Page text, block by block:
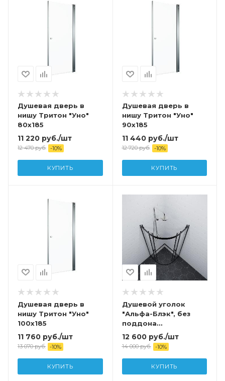
Душевая дверь в
нишу Тритон "Уно"
80x185
11 220 руб./шт
12 470руб. -10%
КУПИТЬ
Душевая дверь в
нишу Тритон "Уно"
90x185
11 440руб./шт
12 720руб. -10%
КУПИТЬ
Душевая дверь в
нишу Тритон "Уно"
100x185
11 760 руб./шт
13 070руб. -10%
КУПИТЬ
Душевой уголок
"Альфа-Блэк", без
поддона
900x900x1850
12 600руб./шт
14 000руб. -10%
КУПИТЬ